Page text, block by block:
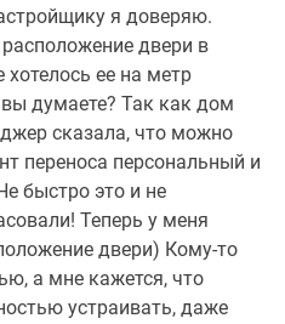
я доверяю.
двери в
ее на метр
думаете? Так как дом
сказала, что можно
переноса персональный и
быстро это и не
Теперь у меня
двери) Кому-то
а мне кажется, что
устраивать, даже